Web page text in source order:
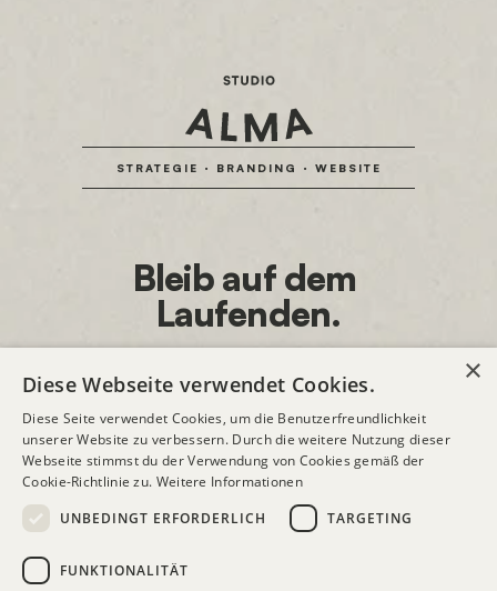
STRATEGIE · BRANDING · WEBSITE
Bleib auf dem
Laufenden.
Ich bestätige, dass ich den Datenschutz-
ANMELDEN
×
Diese Webseite verwendet Cookies.
Diese Seite verwendet Cookies, um die Benutzerfreundlichkeit
unserer Website zu verbessern. Durch die weitere Nutzung dieser
Webseite stimmst du der Verwendung von Cookies gemäß der
Cookie-Richtlinie zu. Weitere Informationen
UNBEDINGT ERFORDERLICH
TARGETING
FUNKTIONALITÄT